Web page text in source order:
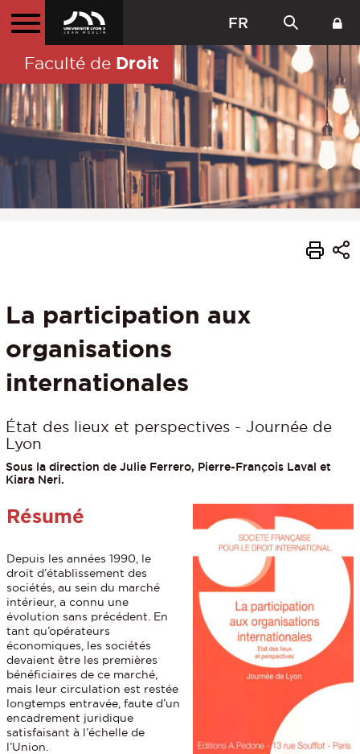
FR
Faculté de Droit
La participation aux
organisations
internationales
État des lieux et perspectives - Journée de
Lyon
Sous la direction de Julie Ferrero, Pierre-François Laval et
Kiara Neri.
Résumé
Depuis les années 1990, le
droit d’établissement des
sociétés, au sein du marché
intérieur, a connu une
évolution sans précédent. En
tant qu’opérateurs
économiques, les sociétés
devaient être les premières
bénéficiaires de ce marché,
mais leur circulation est restée
longtemps entravée, faute d’un
encadrement juridique
satisfaisant à l’échelle de
l’Union.